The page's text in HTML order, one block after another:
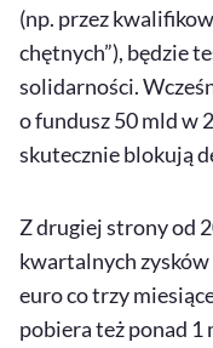
(np. przez
chętnych”), będzie
solidarności.
o fundusz 50 mld w
skutecznie blokują
Z drugiej strony od
kwartalnych
euro co trzy
pobiera też ponad 1